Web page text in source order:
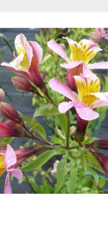
de presse
de Coeur – Liens utiles